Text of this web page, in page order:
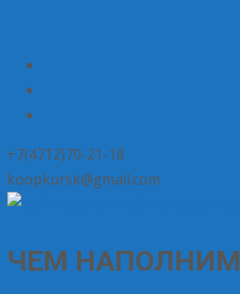
+7(4712)70-21-18
koopkursk@gmail.com
ЧЕМ НАПОЛНИМ